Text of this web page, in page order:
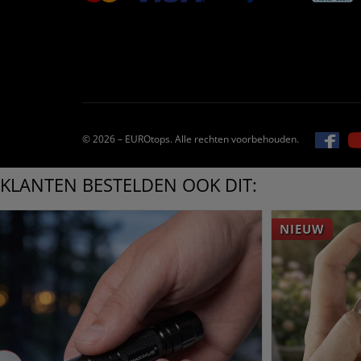
© 2026 – EUROtops. Alle rechten voorbehouden.
KLANTEN BESTELDEN OOK DIT:
NIEUW